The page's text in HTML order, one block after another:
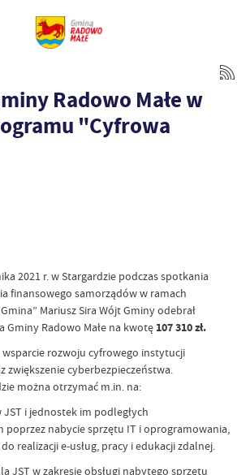
Radowo Małe w
"Cyfrowa
2021 r. w Stargardzie podczas spotkania
finansowego samorządów w ramach
Mariusz Sira Wójt Gminy odebrał
Gminy Radowo Małe na kwotę 107 310 zł.
rozwoju cyfrowego instytucji
zwiększenie cyberbezpieczeństwa.
można otrzymać m.in. na:
i jednostek im podległych
poprzez nabycie sprzętu IT i oprogramowania,
realizacji e-usług, pracy i edukacji zdalnej.
JST w zakresie obsługi nabytego sprzętu